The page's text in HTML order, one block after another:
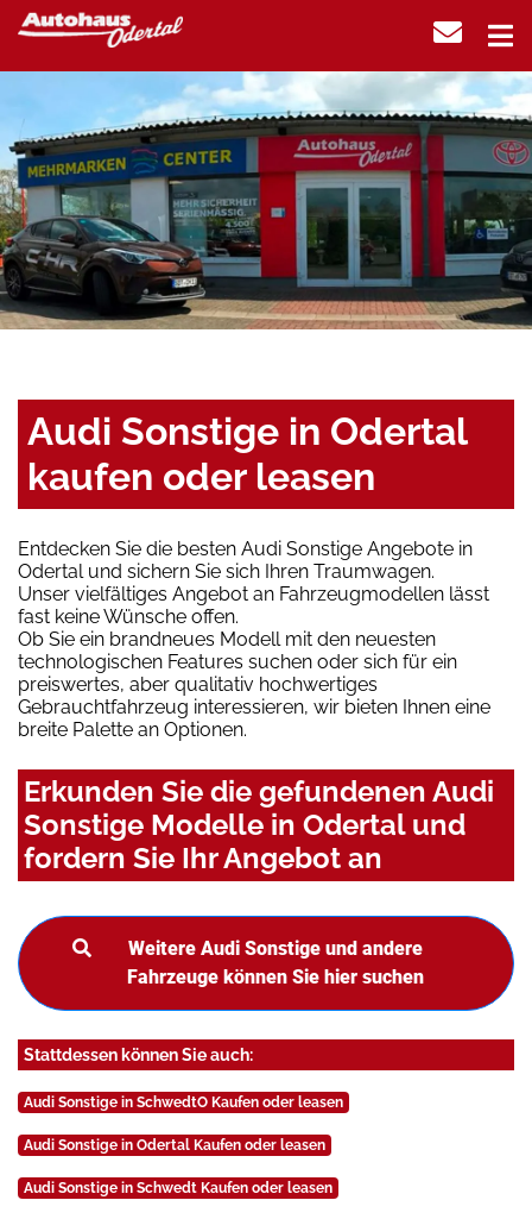
Audi Sonstige in Odertal
kaufen oder leasen
Entdecken Sie die besten Audi Sonstige Angebote in
Odertal und sichern Sie sich Ihren Traumwagen.
Unser vielfältiges Angebot an Fahrzeugmodellen lässt
fast keine Wünsche offen.
Ob Sie ein brandneues Modell mit den neuesten
technologischen Features suchen oder sich für ein
preiswertes, aber qualitativ hochwertiges
Gebrauchtfahrzeug interessieren, wir bieten Ihnen eine
breite Palette an Optionen.
Erkunden Sie die gefundenen Audi
Sonstige Modelle in Odertal und
fordern Sie Ihr Angebot an
Weitere Audi Sonstige und andere
Fahrzeuge können Sie hier suchen
Stattdessen können Sie auch:
Audi Sonstige in SchwedtO Kaufen oder leasen
Audi Sonstige in Odertal Kaufen oder leasen
Audi Sonstige in Schwedt Kaufen oder leasen